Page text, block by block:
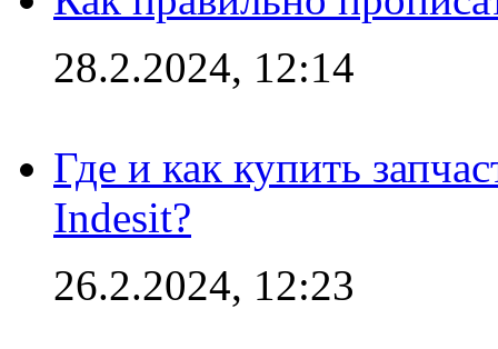
28.2.2024, 12:14
Где и как купить
Indesit?
26.2.2024, 12:23